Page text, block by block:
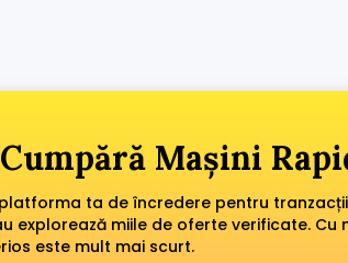
Mașini
ta de încredere pentru
explorează miile de oferte verificate. Cu
este mult mai scurt.